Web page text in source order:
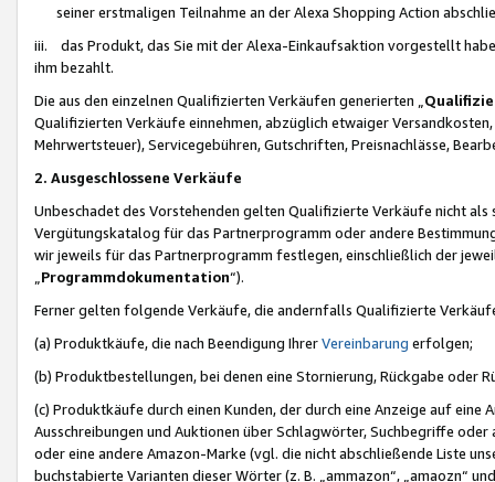
seiner erstmaligen Teilnahme an der Alexa Shopping Action
iii. das Produkt, das Sie mit der Alexa-Einkaufsaktion vorgestellt
ihm bezahlt.
Die aus den einzelnen Qualifizierten Verkäufen generierten „
Qualifizierten Verkäufe einnehmen, abzüglich etwaiger
Mehrwertsteuer), Servicegebühren, Gutschriften, Preisnachlässe,
2. Ausgeschlossene Verkäufe
Unbeschadet des Vorstehenden gelten Qualifizierte Verkäufe nicht
Vergütungskatalog für das Partnerprogramm oder andere
wir jeweils für das Partnerprogramm festlegen, einschließlich der
Programmdokumentation“).
Ferner gelten folgende Verkäufe, die andernfalls Qualifizierte
(a) Produktkäufe, die nach Beendigung IhrerVereinbarung erfolgen;
(b) Produktbestellungen, bei denen eine Stornierung, Rückgabe oder
(c) Produktkäufe durch einen Kunden, der durch eine Anzeige auf
Ausschreibungen und Auktionen über Schlagwörter, Suchbegriffe
oder eine andere Amazon-Marke (vgl. die nicht abschließende Liste
buchstabierte Varianten dieser Wörter (z. B. „ammazon“, „amaozn“